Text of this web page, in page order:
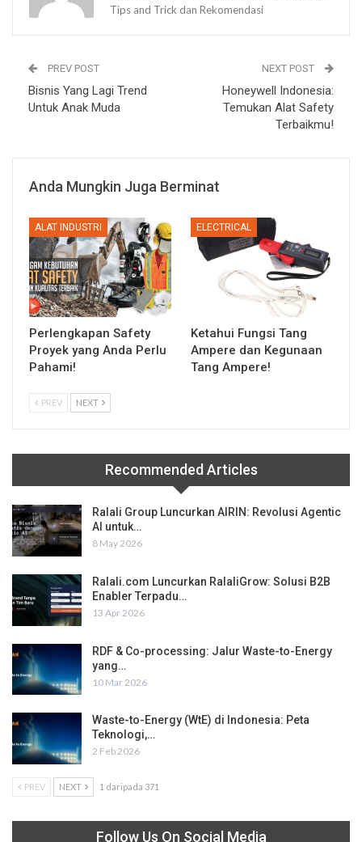
Tips and Trick dan Rekomendasi
PREV POST
Bisnis Yang Lagi Trend
Untuk Anak Muda
NEXT POST
Honeywell Indonesia:
Temukan Alat Safety
Terbaikmu!
Anda Mungkin Juga Berminat
ALAT INDUSTRI
Perlengkapan Safety
Proyek yang Anda Perlu
Pahami!
ELECTRICAL
Ketahui Fungsi Tang
Ampere dan Kegunaan
Tang Ampere!
PREV NEXT
Recommended Articles
Ralali Group Luncurkan AIRIN: Revolusi Agentic
AI untuk…
8 May 2026
Ralali.com Luncurkan RalaliGrow: Solusi B2B
Enabler Terpadu…
13 Apr 2026
RDF & Co-processing: Jalur Waste-to-Energy
yang…
10 Mar 2026
Waste-to-Energy (WtE) di Indonesia: Peta
Teknologi,…
2 Feb 2026
PREV NEXT 1 daripada 371
Follow Us On Social Media